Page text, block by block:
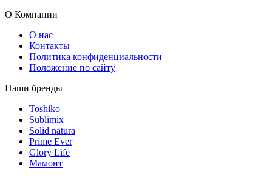
О Компании
О нас
Контакты
Политика конфиденциальности
Положение по сайту
Наши бренды
Toshiko
Sublimix
Solid natura
Prime Ever
Glory Life
Мамонт